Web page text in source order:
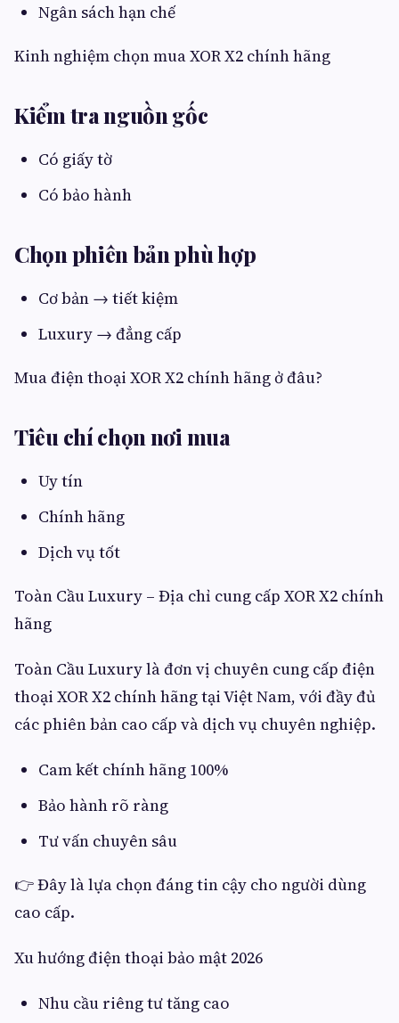
Ngân sách hạn chế
Kinh nghiệm chọn mua XOR X2 chính hãng
Kiểm tra nguồn gốc
Có giấy tờ
Có bảo hành
Chọn phiên bản phù hợp
Cơ bản → tiết kiệm
Luxury → đẳng cấp
Mua điện thoại XOR X2 chính hãng ở đâu?
Tiêu chí chọn nơi mua
Uy tín
Chính hãng
Dịch vụ tốt
Toàn Cầu Luxury – Địa chỉ cung cấp XOR X2 chính
hãng
Toàn Cầu Luxury là đơn vị chuyên cung cấp điện
thoại XOR X2 chính hãng tại Việt Nam, với đầy đủ
các phiên bản cao cấp và dịch vụ chuyên nghiệp.
Cam kết chính hãng 100%
Bảo hành rõ ràng
Tư vấn chuyên sâu
👉 Đây là lựa chọn đáng tin cậy cho người dùng
cao cấp.
Xu hướng điện thoại bảo mật 2026
Nhu cầu riêng tư tăng cao